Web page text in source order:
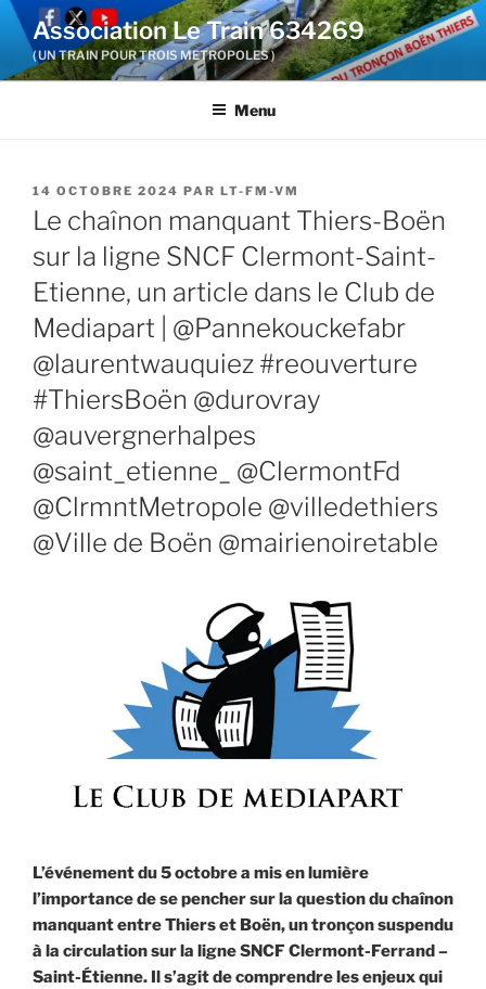
Aller
contenu
Association Le Train 634269
( UN TRAIN POUR TROIS METROPOLES )
Menu
PUBLIÉ
LE
14 OCTOBRE 2024 PAR LT-FM-VM
Le chaînon manquant Thiers-Boën
sur la ligne SNCF Clermont-Saint-
Etienne, un article dans le Club de
Mediapart | @Pannekouckefabr
@laurentwauquiez #reouverture
#ThiersBoën @durovray
@auvergnerhalpes
@saint_etienne_ @ClermontFd
@ClrmntMetropole @villedethiers
@Ville de Boën @mairienoiretable
L’événement du 5 octobre a mis en lumière
l’importance de se pencher sur la question du chaînon
manquant entre Thiers et Boën, un tronçon suspendu
à la circulation sur la ligne SNCF Clermont-Ferrand –
Saint-Étienne. Il s’agit de comprendre les enjeux qui